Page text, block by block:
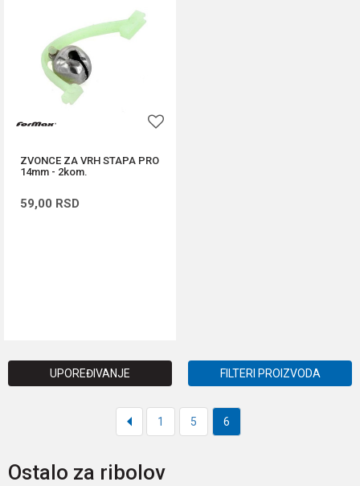
ZVONCE ZA VRH STAPA PRO
14mm - 2kom.
59,00 RSD
UPOREĐIVANJE FILTERI PROIZVODA
1 5 6
Ostalo za ribolov